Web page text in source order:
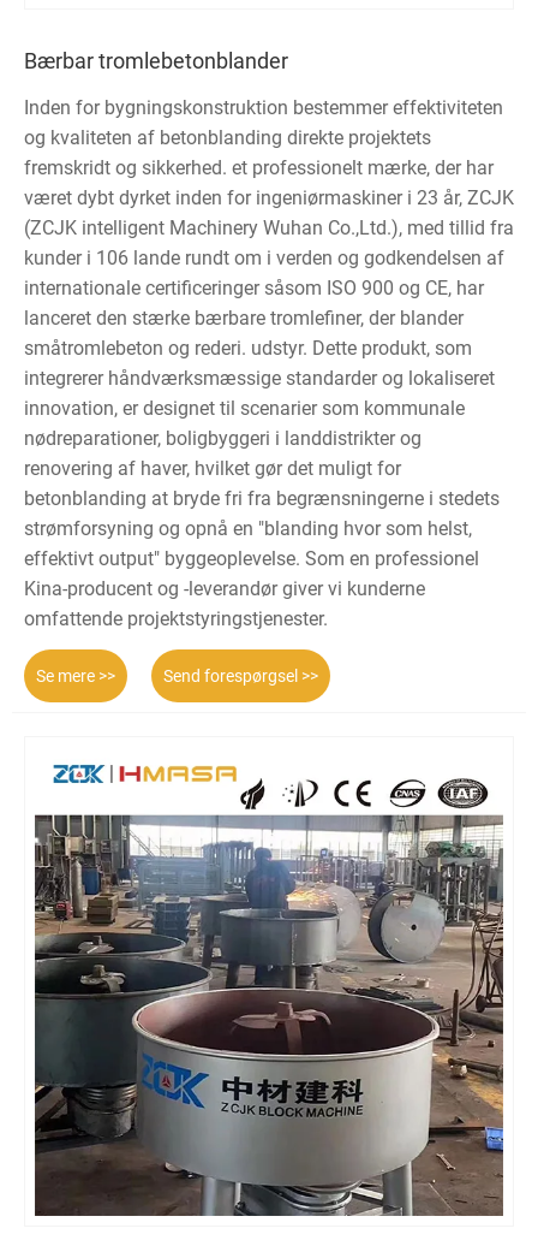
Bærbar tromlebetonblander
Inden for bygningskonstruktion bestemmer effektiviteten
og kvaliteten af ​​betonblanding direkte projektets
fremskridt og sikkerhed. et professionelt mærke, der har
været dybt dyrket inden for ingeniørmaskiner i 23 år, ZCJK
(ZCJK intelligent Machinery Wuhan Co.,Ltd.), med tillid fra
kunder i 106 lande rundt om i verden og godkendelsen af
internationale certificeringer såsom ISO 900 og CE, har
lanceret den stærke bærbare tromlefiner, der blander
småtromlebeton og rederi. udstyr. Dette produkt, som
integrerer håndværksmæssige standarder og lokaliseret
innovation, er designet til scenarier som kommunale
nødreparationer, boligbyggeri i landdistrikter og
renovering af haver, hvilket gør det muligt for
betonblanding at bryde fri fra begrænsningerne i stedets
strømforsyning og opnå en "blanding hvor som helst,
effektivt output" byggeoplevelse. Som en professionel
Kina-producent og -leverandør giver vi kunderne
omfattende projektstyringstjenester.
Se mere >> Send forespørgsel >>